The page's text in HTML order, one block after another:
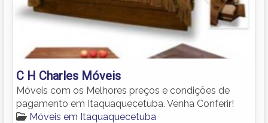
C H Charles Móveis
Móveis com os Melhores preços e condições de
pagamento em Itaquaquecetuba. Venha Conferir!
Móveis em Itaquaquecetuba